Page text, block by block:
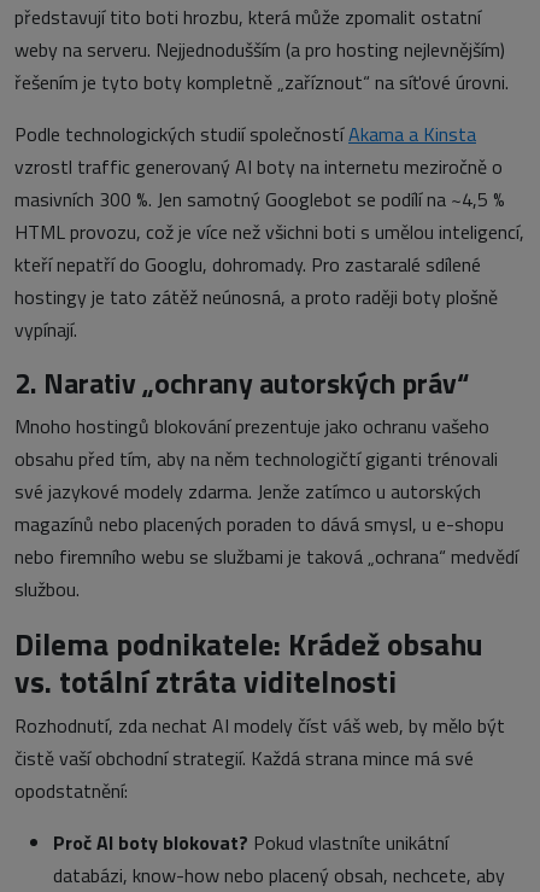
představují tito boti hrozbu, která může zpomalit ostatní
weby na serveru. Nejjednodušším (a pro hosting nejlevnějším)
řešením je tyto boty kompletně „zaříznout“ na síťové úrovni.
Podle technologických studií společnostíAkama a Kinsta
vzrostl traffic generovaný AI boty na internetu meziročně o
masivních 300 %. Jen samotný Googlebot se podílí na ~4,5 %
HTML provozu, což je více než všichni boti s umělou inteligencí,
kteří nepatří do Googlu, dohromady. Pro zastaralé sdílené
hostingy je tato zátěž neúnosná, a proto raději boty plošně
vypínají.
2. Narativ „ochrany autorských práv“
Mnoho hostingů blokování prezentuje jako ochranu vašeho
obsahu před tím, aby na něm technologičtí giganti trénovali
své jazykové modely zdarma. Jenže zatímco u autorských
magazínů nebo placených poraden to dává smysl, u e-shopu
nebo firemního webu se službami je taková „ochrana“ medvědí
službou.
Dilema podnikatele: Krádež obsahu
vs. totální ztráta viditelnosti
Rozhodnutí, zda nechat AI modely číst váš web, by mělo být
čistě vaší obchodní strategií. Každá strana mince má své
opodstatnění:
Proč AI boty blokovat? Pokud vlastníte unikátní
databázi, know-how nebo placený obsah, nechcete, aby